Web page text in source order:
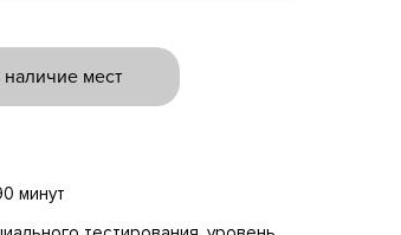
наличие мест
минут